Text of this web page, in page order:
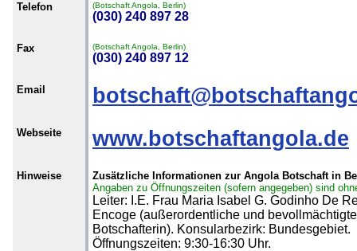
Telefon (Botschaft Angola, Berlin)
(030) 240 897 28
Fax (Botschaft Angola, Berlin)
(030) 240 897 12
Email
Webseite www.botschaftangola.de
Hinweise
Zusätzliche Informationen zur Angola Botschaft in
Angaben zu Öffnungszeiten (sofern angegeben) sind
Leiter: I.E. Frau Maria Isabel G. Godinho De
Encoge (außerordentliche und bevollmächtigte
Botschafterin). Konsularbezirk: Bundesgebiet.
Öffnungszeiten: 9:30-16:30 Uhr.